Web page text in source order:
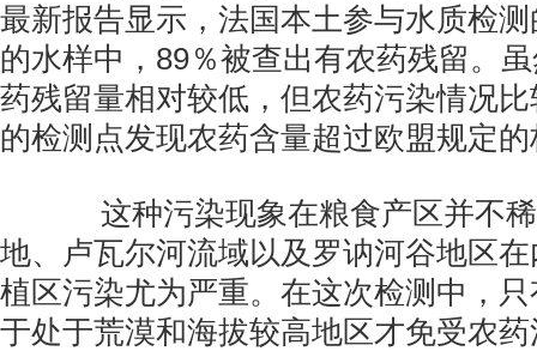
最新报告显示，法国本土参与水质检
的水样中，89％被查出有农药残留。
药残留量相对较低，但农药污染情况
的检测点发现农药含量超过欧盟规定
这种污染现象在粮食产区并不稀
地、卢瓦尔河流域以及罗讷河谷地区
植区污染尤为严重。在这次检测中，
于处于荒漠和海拔较高地区才免受农